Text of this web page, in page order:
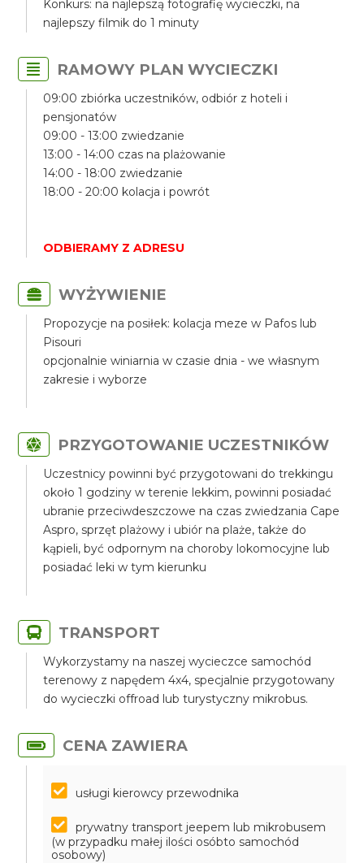
Konkurs: na najlepszą fotografię wycieczki, na
najlepszy filmik do 1 minuty
RAMOWY PLAN WYCIECZKI
09:00 zbiórka uczestników, odbiór z hoteli i
pensjonatów
09:00 - 13:00 zwiedzanie
13:00 - 14:00 czas na plażowanie
14:00 - 18:00 zwiedzanie
18:00 - 20:00 kolacja i powrót
ODBIERAMY Z ADRESU
WYŻYWIENIE
Propozycje na posiłek: kolacja meze w Pafos lub
Pisouri
opcjonalnie winiarnia w czasie dnia - we własnym
zakresie i wyborze
PRZYGOTOWANIE UCZESTNIKÓW
Uczestnicy powinni być przygotowani do trekkingu
około 1 godziny w terenie lekkim, powinni posiadać
ubranie przeciwdeszczowe na czas zwiedzania Cape
Aspro, sprzęt plażowy i ubiór na plaże, także do
kąpieli, być odpornym na choroby lokomocyjne lub
posiadać leki w tym kierunku
TRANSPORT
Wykorzystamy na naszej wycieczce samochód
terenowy z napędem 4x4, specjalnie przygotowany
do wycieczki offroad lub turystyczny mikrobus.
CENA ZAWIERA
usługi kierowcy przewodnika
prywatny transport jeepem lub mikrobusem
(w przypadku małej ilości osóbto samochód
osobowy)